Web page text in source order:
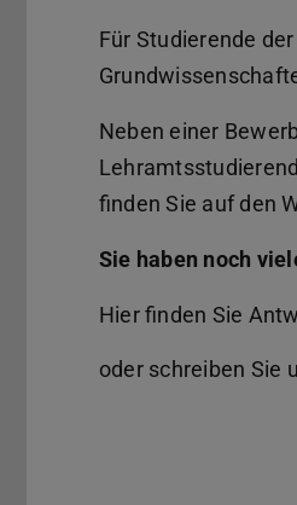
Für Studierende
Neben einer
finden Sie auf den
Sie haben noch
Hier finden Sie
oder schreiben Sie